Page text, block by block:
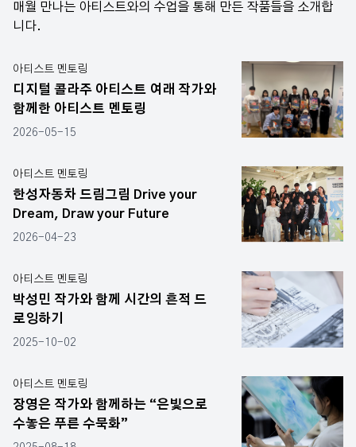
매월 만나는 아티스트와의 수업을 통해 만든 작품들을 소개합
니다.
아티스트 멘토링
디지털 콜라주 아티스트 여래 작가와
함께한 아티스트 멘토링
2026-05-15
아티스트 멘토링
한성자동차 드림그림 Drive your
Dream, Draw your Future
2026-04-23
아티스트 멘토링
박성민 작가와 함께 시간의 흔적 드
로잉하기
2025-10-02
아티스트 멘토링
장영은 작가와 함께하는 “은빛으로
수놓은 푸른 수묵화”